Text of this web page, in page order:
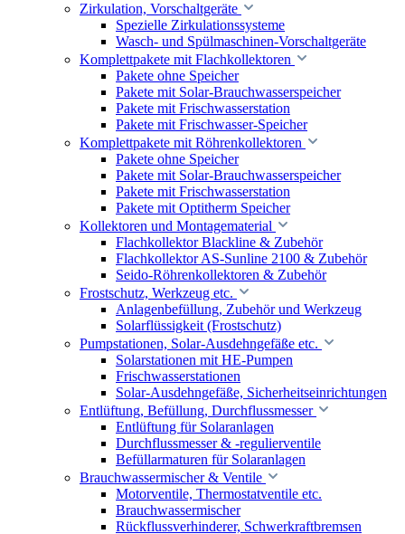
Zirkulation, Vorschaltgeräte
Spezielle Zirkulationssysteme
Wasch- und Spülmaschinen-Vorschaltgeräte
Komplettpakete mit Flachkollektoren
Pakete ohne Speicher
Pakete mit Solar-Brauchwasserspeicher
Pakete mit Frischwasserstation
Pakete mit Frischwasser-Speicher
Komplettpakete mit Röhrenkollektoren
Pakete ohne Speicher
Pakete mit Solar-Brauchwasserspeicher
Pakete mit Frischwasserstation
Pakete mit Optitherm Speicher
Kollektoren und Montagematerial
Flachkollektor Blackline & Zubehör
Flachkollektor AS-Sunline 2100 & Zubehör
Seido-Röhrenkollektoren & Zubehör
Frostschutz, Werkzeug etc.
Anlagenbefüllung, Zubehör und Werkzeug
Solarflüssigkeit (Frostschutz)
Pumpstationen, Solar-Ausdehngefäße etc.
Solarstationen mit HE-Pumpen
Frischwasserstationen
Solar-Ausdehngefäße, Sicherheitseinrichtungen
Entlüftung, Befüllung, Durchflussmesser
Entlüftung für Solaranlagen
Durchflussmesser & -regulierventile
Befüllarmaturen für Solaranlagen
Brauchwassermischer & Ventile
Motorventile, Thermostatventile etc.
Brauchwassermischer
Rückflussverhinderer, Schwerkraftbremsen